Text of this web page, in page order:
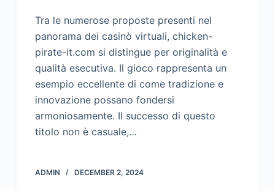
Tra le numerose proposte presenti nel
panorama dei casinò virtuali, chicken-
pirate-it.com si distingue per originalità e
qualità esecutiva. Il gioco rappresenta un
esempio eccellente di come tradizione e
innovazione possano fondersi
armoniosamente. Il successo di questo
titolo non è casuale,…
ADMIN DECEMBER 2, 2024